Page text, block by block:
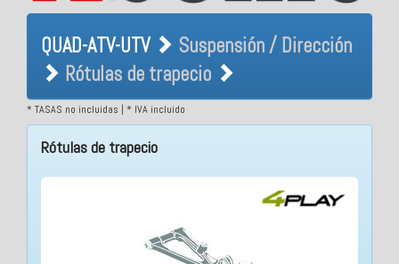
QUAD-ATV-UTV Suspensión /
Dirección Rótulas de
trapecio
QUAD-ATV-UTV
Suspensión / Dirección
Rótulas de trapecio
* TASAS no incluidas | * IVA incluido
Rótulas de trapecio